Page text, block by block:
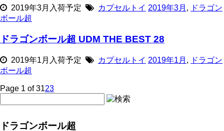
2019年3月入荷予定 カプセルトイ 2019年3月 , ドラゴン
ボール超
ドラゴンボール超 UDM THE BEST 28
2019年1月入荷予定 カプセルトイ 2019年1月 , ドラゴン
ボール超
Page 1 of 3123
ドラゴンボール超